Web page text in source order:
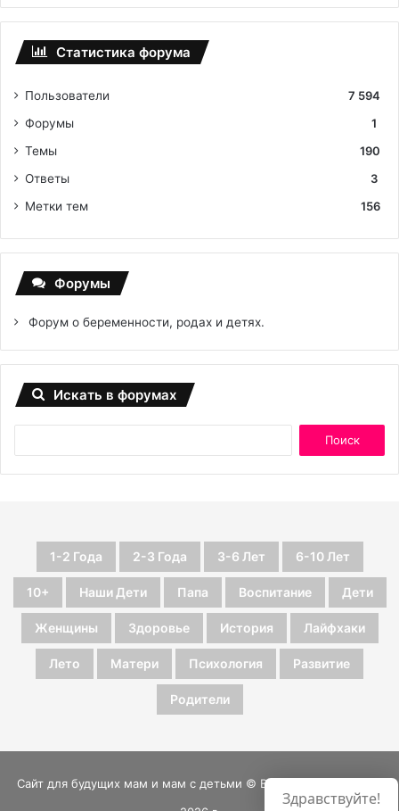
Статистика форума
Пользователи
7 594
Форумы
1
Темы
190
Ответы
3
Метки тем
156
Форумы
Форум о беременности, родах и детях.
Искать в форумах
1-2 Года 2-3 Года 3-6 Лет 6-10 Лет
10+ Наши Дети Папа Воспитание Дети
Женщины Здоровье История Лайфхаки
Лето Матери Психология Развитие
Родители
Сайт для будущих мам и мам с детьми © Все права защищены
Здравствуйте!